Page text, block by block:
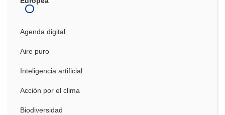
Agenda digital
Aire puro
Inteligencia artificial
Acción por el clima
Biodiversidad